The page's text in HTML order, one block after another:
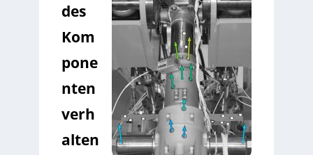
des
Kom
pone
nten
verh
alten